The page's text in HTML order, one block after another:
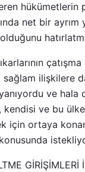
hükümetlerin
net bir
ilişkilere
ve hala
ve bu
için ortaya
GİRİŞİMLERİ